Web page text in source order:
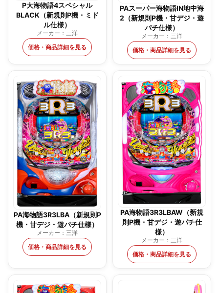
P大海物語4スペシャル
BLACK（新規則P機・ミド
ル仕様）
メーカー：三洋
価格・商品詳細を見る
PAスーパー海物語IN地中海
2（新規則P機・甘デジ・遊
パチ仕様）
メーカー：三洋
価格・商品詳細を見る
PA海物語3R3LBA（新規則P
機・甘デジ・遊パチ仕様）
メーカー：三洋
価格・商品詳細を見る
PA海物語3R3LBAW（新規
則P機・甘デジ・遊パチ仕
様）
メーカー：三洋
価格・商品詳細を見る